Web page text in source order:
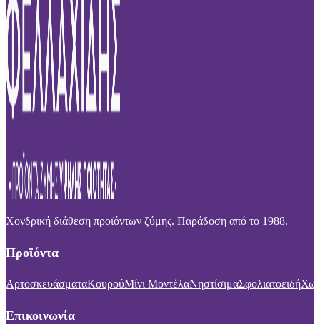
Χονδρική διάθεση προϊόντων ζύμης. Παράδοση από το 1988.
Προϊόντα
ΑρτοσκευάσματαΚουρούΜίνι ΜοντέλαΝηστίσιμαΣφολιατοειδή
Επικοινωνία